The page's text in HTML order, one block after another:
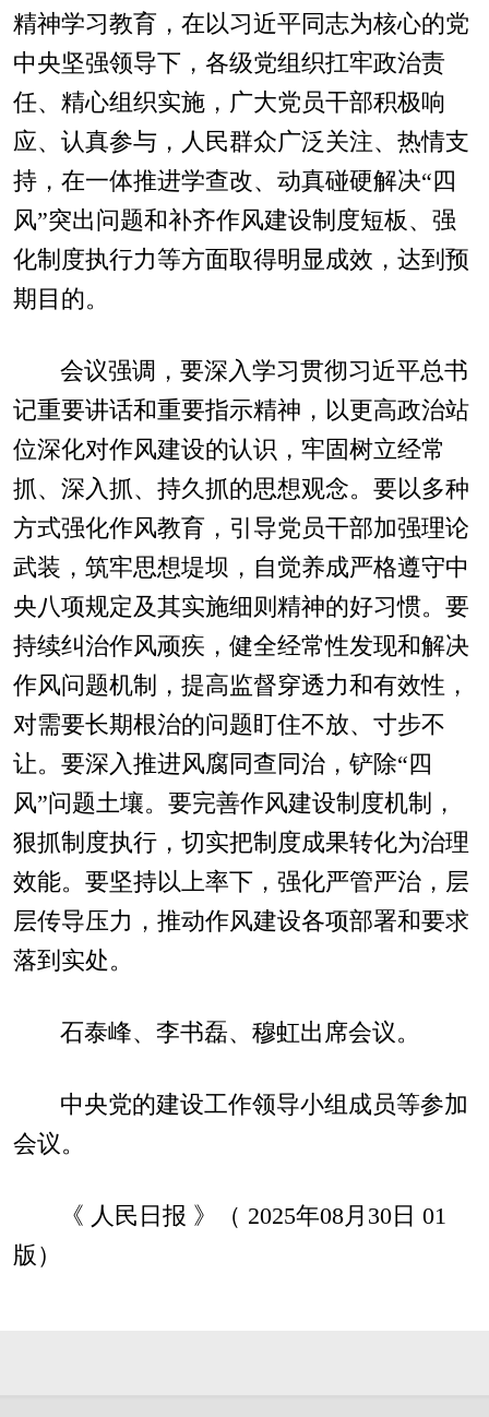
精神学习教育，在以习近平同志为核心的党
中央坚强领导下，各级党组织扛牢政治责
任、精心组织实施，广大党员干部积极响
应、认真参与，人民群众广泛关注、热情支
持，在一体推进学查改、动真碰硬解决“四
风”突出问题和补齐作风建设制度短板、强
化制度执行力等方面取得明显成效，达到预
期目的。
会议强调，要深入学习贯彻习近平总书
记重要讲话和重要指示精神，以更高政治站
位深化对作风建设的认识，牢固树立经常
抓、深入抓、持久抓的思想观念。要以多种
方式强化作风教育，引导党员干部加强理论
武装，筑牢思想堤坝，自觉养成严格遵守中
央八项规定及其实施细则精神的好习惯。要
持续纠治作风顽疾，健全经常性发现和解决
作风问题机制，提高监督穿透力和有效性，
对需要长期根治的问题盯住不放、寸步不
让。要深入推进风腐同查同治，铲除“四
风”问题土壤。要完善作风建设制度机制，
狠抓制度执行，切实把制度成果转化为治理
效能。要坚持以上率下，强化严管严治，层
层传导压力，推动作风建设各项部署和要求
落到实处。
石泰峰、李书磊、穆虹出席会议。
中央党的建设工作领导小组成员等参加
会议。
《 人民日报 》（ 2025年08月30日 01
版）